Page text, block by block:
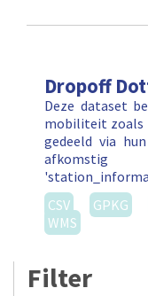
Dropoff
Deze dataset
mobiliteit zoals
gedeeld via
CSV
GPKG
WMS
Filter